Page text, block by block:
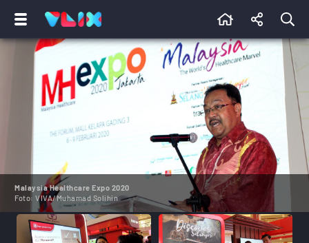
Malaysia Healthcare Expo 2020
Foto: VIVA/Muhamad Solihin